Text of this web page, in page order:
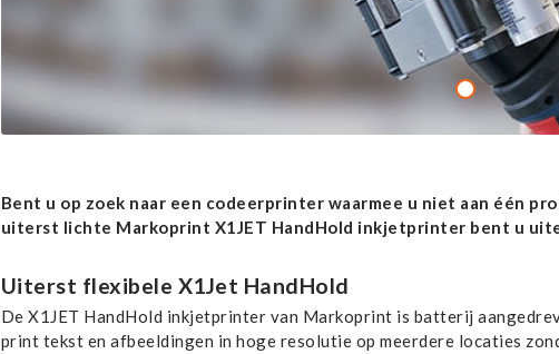
Bent u op zoek naar een codeerprinter waarmee u niet aan één
uiterst lichte Markoprint X1JET HandHold inkjetprinter bent u
Uiterst flexibele X1Jet HandHold
De X1JET HandHold inkjetprinter van Markoprint is batterij
print tekst en afbeeldingen in hoge resolutie op meerdere locaties